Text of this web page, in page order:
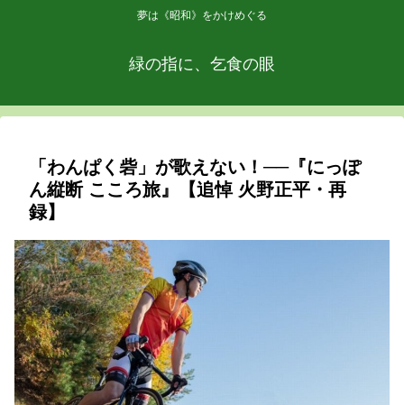
夢は《昭和》をかけめぐる
緑の指に、乞食の眼
「わんぱく砦」が歌えない！──『にっぽ
ん縦断 こころ旅』【追悼 火野正平・再
録】